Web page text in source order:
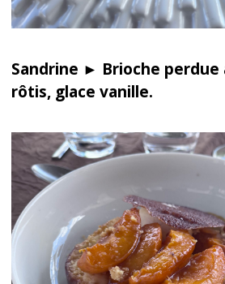
Sandrine ► Brioche perdue
rôtis, glace vanille.